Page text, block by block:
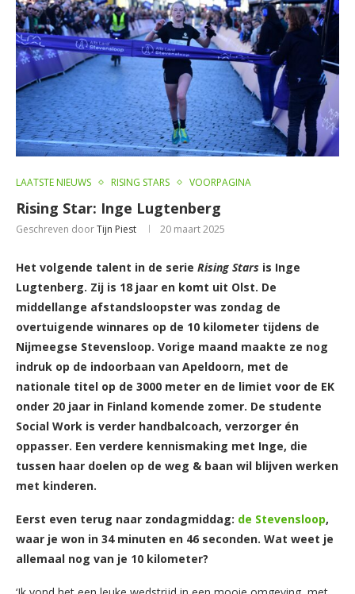
LAATSTE NIEUWS RISING STARS VOORPAGINA
Rising Star: Inge Lugtenberg
Geschreven doorTijn Piest 20 maart 2025
Het volgende talent in de serie Rising Stars is Inge
Lugtenberg. Zij is 18 jaar en komt uit Olst. De
middellange afstandsloopster was zondag de
overtuigende winnares op de 10 kilometer tijdens de
Nijmeegse Stevensloop. Vorige maand maakte ze nog
indruk op de indoorbaan van Apeldoorn, met de
nationale titel op de 3000 meter en de limiet voor de EK
onder 20 jaar in Finland komende zomer. De studente
Social Work is verder handbalcoach, verzorger én
oppasser. Een verdere kennismaking met Inge, die
tussen haar doelen op de weg & baan wil blijven werken
met kinderen.
Eerst even terug naar zondagmiddag: de Stevensloop,
waar je won in 34 minuten en 46 seconden. Wat weet je
allemaal nog van je 10 kilometer?